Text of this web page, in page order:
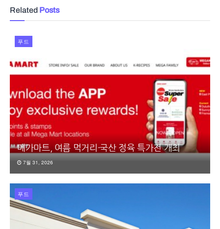
Related Posts
푸드
메가마트, 여름 먹거리·국산 정육 특가전 개최
7월 31, 2026
푸드